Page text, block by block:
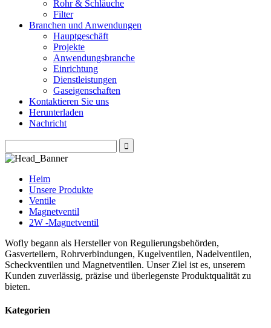
Rohr & Schläuche
Filter
Branchen und Anwendungen
Hauptgeschäft
Projekte
Anwendungsbranche
Einrichtung
Dienstleistungen
Gaseigenschaften
Kontaktieren Sie uns
Herunterladen
Nachricht
Heim
Unsere Produkte
Ventile
Magnetventil
2W -Magnetventil
Wofly begann als Hersteller von Regulierungsbehörden,
Gasverteilern, Rohrverbindungen, Kugelventilen, Nadelventilen,
Scheckventilen und Magnetventilen. Unser Ziel ist es, unserem
Kunden zuverlässig, präzise und überlegenste Produktqualität zu
bieten.
Kategorien